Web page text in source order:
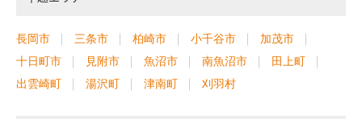
長岡市 三条市 柏崎市 小千谷市
加茂市
十日町市
見附市 魚沼市 南魚沼市
田上町
出雲崎町
湯沢町 津南町 刈羽村